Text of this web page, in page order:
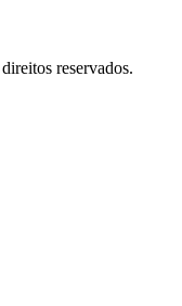
reservados.